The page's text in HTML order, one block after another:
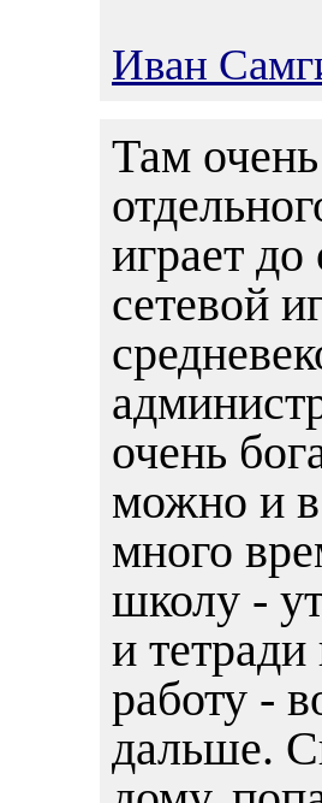
Иван
Там
играет
сетевой
очень
можно и в
много
школу -
и
работу -
дальше.